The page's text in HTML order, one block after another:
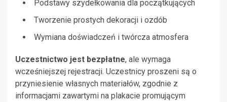
Podstawy szydełkowania dla początkujących
Tworzenie prostych dekoracji i ozdób
Wymiana doświadczeń i twórcza atmosfera
Uczestnictwo jest bezpłatne, ale wymaga
wcześniejszej rejestracji. Uczestnicy proszeni są o
przyniesienie własnych materiałów, zgodnie z
informacjami zawartymi na plakacie promującym